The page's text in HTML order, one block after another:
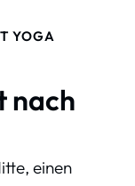
YOGA
nach
einen